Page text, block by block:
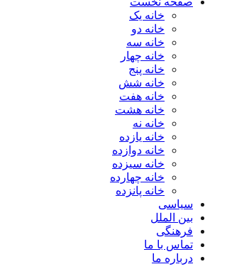
خانه یک
خانه دو
خانه سه
خانه چهار
خانه پنج
خانه شش
خانه هفت
خانه هشت
خانه نه
خانه یازده
خانه دوازده
خانه سیزده
خانه چهارده
خانه پانزده
سیاسی
بین الملل
فرهنگی
تماس با ما
درباره ما